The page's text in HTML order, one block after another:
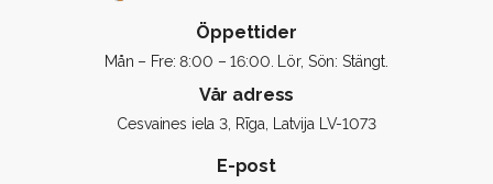
Öppettider
Mån – Fre: 8:00 – 16:00. Lör, Sön: Stängt.
Vår adress
Cesvaines iela 3, Rīga, Latvija LV-1073
E-post